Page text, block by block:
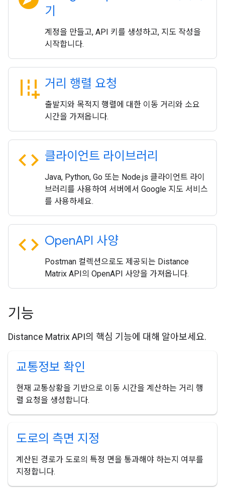
기
계정을 만들고, API 키를 생성하고, 지도 작성을
시작합니다.
add_road 거리 행렬 요청
출발지와 목적지 행렬에 대한 이동 거리와 소요
시간을 가져옵니다.
code 클라이언트 라이브러리
Java, Python, Go 또는 Node.js 클라이언트 라이
브러리를 사용하여 서버에서 Google 지도 서비스
를 사용하세요.
code OpenAPI 사양
Postman 컬렉션으로도 제공되는 Distance
Matrix API의 OpenAPI 사양을 가져옵니다.
기능
Distance Matrix API의 핵심 기능에 대해 알아보세요.
교통정보 확인
현재 교통상황을 기반으로 이동 시간을 계산하는 거리 행
렬 요청을 생성합니다.
도로의 측면 지정
계산된 경로가 도로의 특정 면을 통과해야 하는지 여부를
지정합니다.